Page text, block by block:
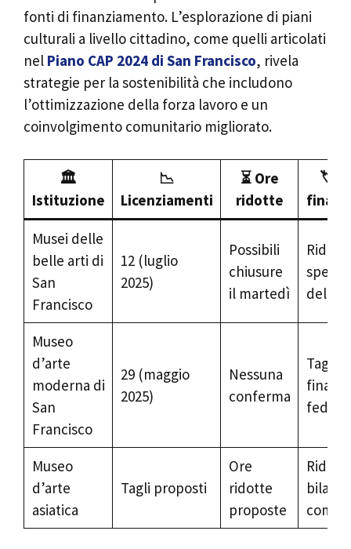
fonti di finanziamento. L’esplorazione di piani
culturali a livello cittadino, come quelli articolati
nel Piano CAP 2024 di San Francisco, rivela
strategie per la sostenibilità che includono
l’ottimizzazione della forza lavoro e un
coinvolgimento comunitario migliorato.
🏛️
Istituzione
📉
Licenziamenti
⏳ Ore
ridotte
🏷️
Musei delle
belle arti di
San
Francisco
12 (luglio
2025)
Possibili
chiusure
il martedì
spesa
del
Museo
d’arte
moderna di
San
Francisco
29 (maggio
2025)
Nessuna
conferma
Tagli ai
Museo
d’arte
asiatica
Tagli proposti
Ore
ridotte
proposte